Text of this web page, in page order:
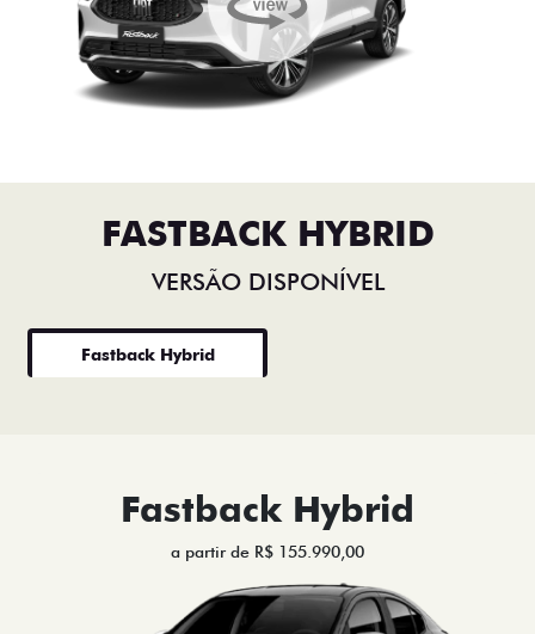
FASTBACK HYBRID
VERSÃO DISPONÍVEL
Fastback Hybrid
Fastback Hybrid
a partir de R$ 155.990,00